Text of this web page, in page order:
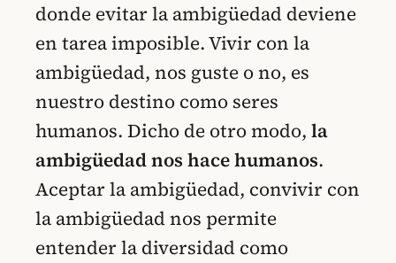
donde evitar la ambigüedad deviene
en tarea imposible. Vivir con la
ambigüedad, nos guste o no, es
nuestro destino como seres
humanos. Dicho de otro modo, la
ambigüedad nos hace humanos.
Aceptar la ambigüedad, convivir con
la ambigüedad nos permite
entender la diversidad como